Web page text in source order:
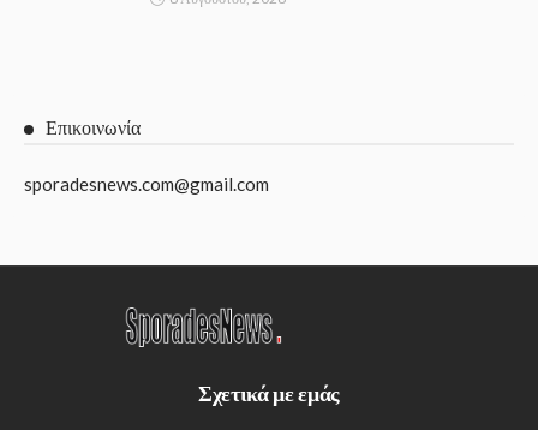
Επικοινωνία
sporadesnews.com@gmail.com
Σχετικά με εμάς